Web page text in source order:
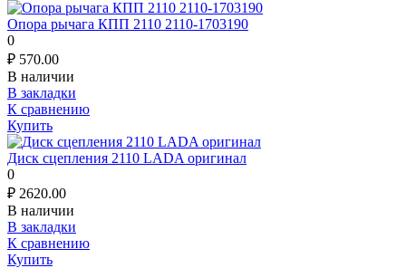
Опора рычага КПП 2110 2110-1703190
0
₽ 570.00
В наличии
В закладки
К сравнению
Купить
Диск сцепления 2110 LADA оригинал
0
₽ 2620.00
В наличии
В закладки
К сравнению
Купить